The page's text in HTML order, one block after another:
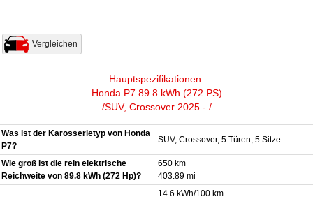
Vergleichen
Hauptspezifikationen:
Honda P7 89.8 kWh (272 PS)
/SUV, Crossover 2025 - /
Was ist der Karosserietyp von Honda
P7?
SUV, Crossover, 5 Türen, 5 Sitze
Wie groß ist die rein elektrische
Reichweite von 89.8 kWh (272 Hp)?
650 km
403.89 mi
14.6 kWh/100 km